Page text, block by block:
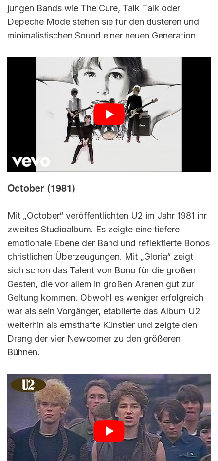
jungen Bands wie The Cure, Talk Talk oder
Depeche Mode stehen sie für den düsteren und
minimalistischen Sound einer neuen Generation.
October (1981)
Mit „October“ veröffentlichten U2 im Jahr 1981 ihr
zweites Studioalbum. Es zeigte eine tiefere
emotionale Ebene der Band und reflektierte Bonos
christlichen Überzeugungen. Mit „Gloria“ zeigt
sich schon das Talent von Bono für die großen
Gesten, die vor allem in großen Arenen gut zur
Geltung kommen. Obwohl es weniger erfolgreich
war als sein Vorgänger, etablierte das Album U2
weiterhin als ernsthafte Künstler und zeigte den
Drang der vier Newcomer zu den größeren
Bühnen.